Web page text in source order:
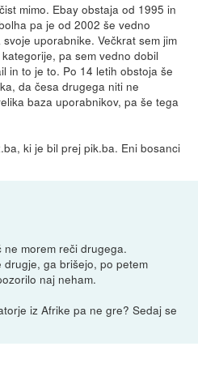
mimo. Ebay obstaja od 1995 in
pa je od 2002 še vedno
uporabnike. Večkrat sem jim
pa sem vedno dobil
in to je to. Po 14 letih obstoja še
da česa drugega niti ne
baza uporabnikov, pa še tega
ki je bil prej pik.ba. Eni bosanci
morem reči drugega.
ga brišejo, po petem
naj neham.
iz Afrike pa ne gre? Sedaj se